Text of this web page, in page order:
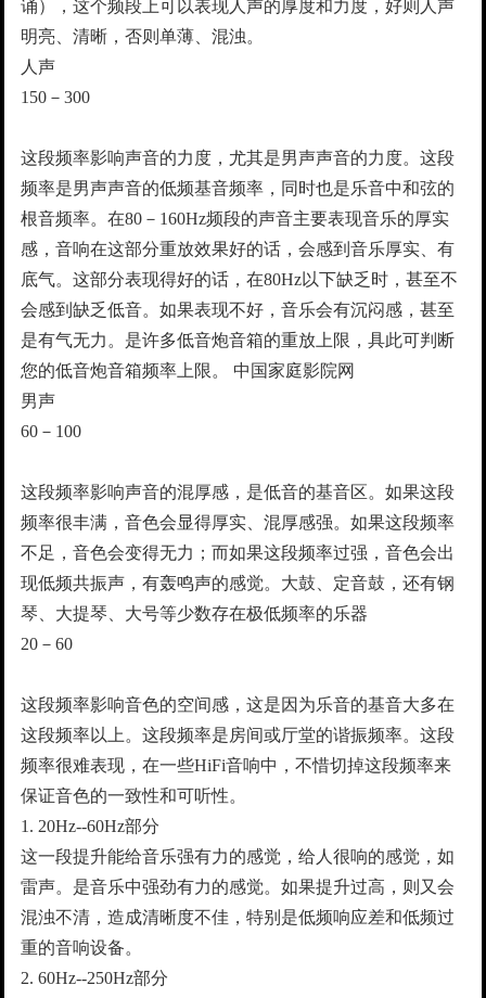
诵），这个频段上可以表现人声的厚度和力度，好则人声
明亮、清晰，否则单薄、混浊。
人声
150－300
这段频率影响声音的力度，尤其是男声声音的力度。这段
频率是男声声音的低频基音频率，同时也是乐音中和弦的
根音频率。在80－160Hz频段的声音主要表现音乐的厚实
感，音响在这部分重放效果好的话，会感到音乐厚实、有
底气。这部分表现得好的话，在80Hz以下缺乏时，甚至不
会感到缺乏低音。如果表现不好，音乐会有沉闷感，甚至
是有气无力。是许多低音炮音箱的重放上限，具此可判断
您的低音炮音箱频率上限。 中国家庭影院网
男声
60－100
这段频率影响声音的混厚感，是低音的基音区。如果这段
频率很丰满，音色会显得厚实、混厚感强。如果这段频率
不足，音色会变得无力；而如果这段频率过强，音色会出
现低频共振声，有轰鸣声的感觉。大鼓、定音鼓，还有钢
琴、大提琴、大号等少数存在极低频率的乐器
20－60
这段频率影响音色的空间感，这是因为乐音的基音大多在
这段频率以上。这段频率是房间或厅堂的谐振频率。这段
频率很难表现，在一些HiFi音响中，不惜切掉这段频率来
保证音色的一致性和可听性。
1. 20Hz--60Hz部分
这一段提升能给音乐强有力的感觉，给人很响的感觉，如
雷声。是音乐中强劲有力的感觉。如果提升过高，则又会
混浊不清，造成清晰度不佳，特别是低频响应差和低频过
重的音响设备。
2. 60Hz--250Hz部分